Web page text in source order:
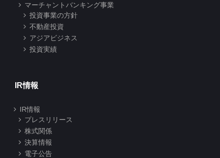
マーチャントバンキング事業
投資事業の方針
不動産投資
アジアビジネス
投資実績
IR情報
IR情報
プレスリリース
株式関係
決算情報
電子公告